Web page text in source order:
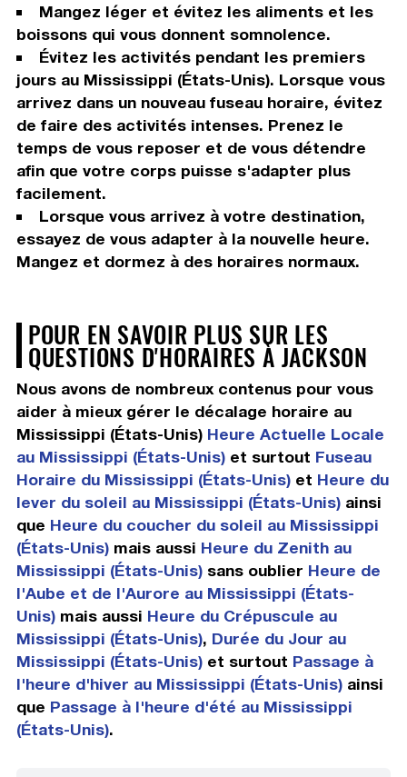
Mangez léger et évitez les aliments et les
boissons qui vous donnent somnolence.
Évitez les activités pendant les premiers
jours au Mississippi (États-Unis). Lorsque vous
arrivez dans un nouveau fuseau horaire, évitez
de faire des activités intenses. Prenez le
temps de vous reposer et de vous détendre
afin que votre corps puisse s'adapter plus
facilement.
Lorsque vous arrivez à votre destination,
essayez de vous adapter à la nouvelle heure.
Mangez et dormez à des horaires normaux.
POUR EN SAVOIR PLUS SUR LES
QUESTIONS D'HORAIRES À JACKSON
Nous avons de nombreux contenus pour vous
aider à mieux gérer le décalage horaire au
Mississippi (États-Unis) Heure Actuelle Locale
au Mississippi (États-Unis)et surtout Fuseau
Horaire du Mississippi (États-Unis)et Heure du
lever du soleil au Mississippi (États-Unis)ainsi
que Heure du coucher du soleil au Mississippi
(États-Unis)mais aussi Heure du Zenith au
Mississippi (États-Unis)sans oublier Heure de
l'Aube et de l'Aurore au Mississippi (États-
Unis)mais aussi Heure du Crépuscule au
Mississippi (États-Unis), Durée du Jour au
Mississippi (États-Unis)et surtout Passage à
l'heure d'hiver au Mississippi (États-Unis)ainsi
que Passage à l'heure d'été au Mississippi
(États-Unis).